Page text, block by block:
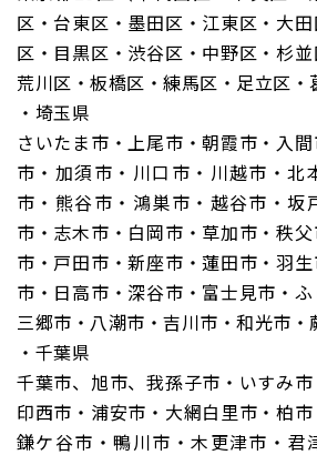
区・台東区・墨田区・江東区・大
区・目黒区・渋谷区・中野区・杉並
荒川区・板橋区・練馬区・足立区・
・埼玉県
さいたま市・上尾市・朝霞市・入
市・加須市・川口市・川越市・北
市・熊谷市・鴻巣市・越谷市・坂
市・志木市・白岡市・草加市・秩
市・戸田市・新座市・蓮田市・羽
市・日高市・深谷市・富士見市・ふ
三郷市・八潮市・吉川市・和光市・
・千葉県
千葉市、旭市、我孫子市・いすみ市
印西市・浦安市・大網白里市・柏市
鎌ケ谷市・鴨川市・木更津市・君